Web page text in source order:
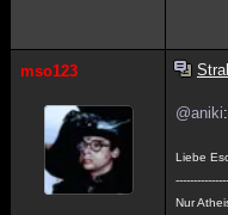
mso123
@aniki
Liebe
Nur